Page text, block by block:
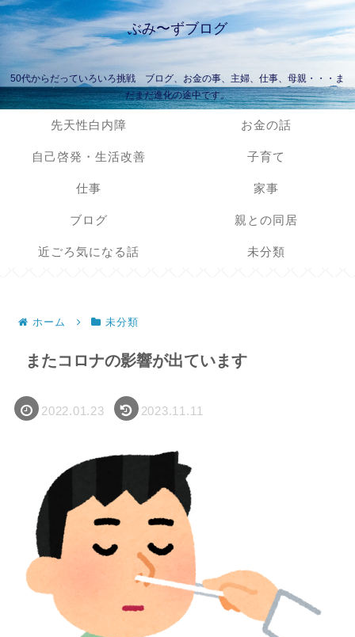
ぶみ〜ずブログ
50代からだっていろいろ挑戦 ブログ、お金の事、主婦、仕事、母親・・・ま
だまだ進化の途中です。
先天性白内障 お金の話
自己啓発・生活改善 子育て
仕事 家事
ブログ 親との同居
近ごろ気になる話 未分類
ホーム 未分類
またコロナの影響が出ています
2022.01.23 2023.11.11